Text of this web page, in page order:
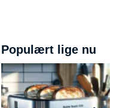
Populært lige nu